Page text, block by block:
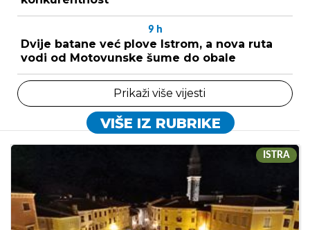
9 h
Dvije batane već plove Istrom, a nova ruta
vodi od Motovunske šume do obale
Prikaži više vijesti
VIŠE IZ RUBRIKE
ISTRA